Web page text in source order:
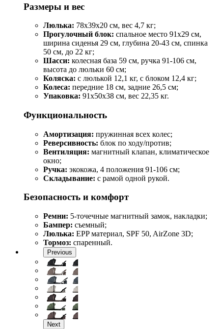
Размеры и вес
Люлька: 78x39x20 см, вес 4,7 кг;
Прогулочный блок: спальное место 91x29 см,
ширина сиденья 29 см, глубина 20-43 см, спинка
50 см, до 22 кг;
Шасси: колесная база 59 см, ручка 91-106 см,
высота до люльки 60 см;
Коляска: с люлькой 12,1 кг, с блоком 12,4 кг;
Колеса: передние 18 см, задние 26,5 см;
Упаковка: 91x50x38 см, вес 22,35 кг.
Функциональность
Амортизация: пружинная всех колес;
Реверсивность: блок по ходу/против;
Вентиляция: магнитный клапан, климатическое
окно;
Ручка: экокожа, 4 положения 91-106 см;
Складывание: с рамой одной рукой.
Безопасность и комфорт
Ремни: 5-точечные магнитный замок, накладки;
Бампер: съемный;
Люлька: EPP материал, SPF 50, AirZone 3D;
Тормоз: спаренный.
Previous
Next